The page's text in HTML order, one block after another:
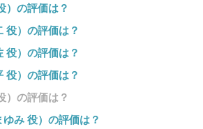
）の評価は？
役）の評価は？
役）の評価は？
役）の評価は？
）の評価は？
み 役）の評価は？